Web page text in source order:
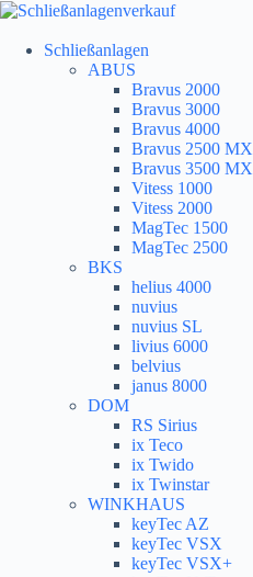
Schließanlagen
ABUS
Bravus 2000
Bravus 3000
Bravus 4000
Bravus 2500 MX
Bravus 3500 MX
Vitess 1000
Vitess 2000
MagTec 1500
MagTec 2500
BKS
helius 4000
nuvius
nuvius SL
livius 6000
belvius
janus 8000
DOM
RS Sirius
ix Teco
ix Twido
ix Twinstar
WINKHAUS
keyTec AZ
keyTec VSX
keyTec VSX+